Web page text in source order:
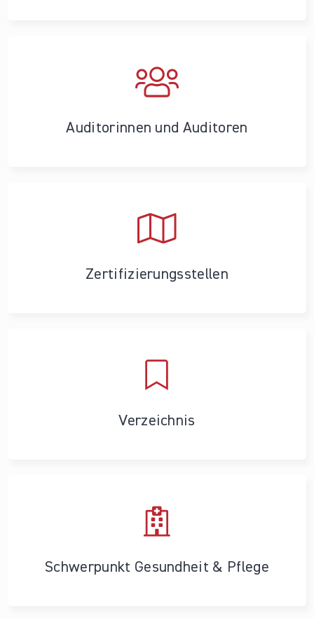
Auditorinnen und Auditoren
Zertifizierungs­stellen
Verzeichnis
Schwerpunkt Gesundheit & Pflege